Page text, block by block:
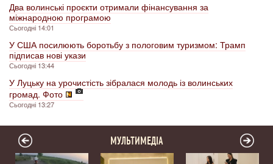
Два волинські проєкти отримали фінансування за
міжнародною програмою
Сьогодні 14:01
У США посилюють боротьбу з пологовим туризмом: Трамп
підписав нові укази
Сьогодні 13:44
У Луцьку на урочистість зібралася молодь із волинських
громад. Фото
Сьогодні 13:27
МУЛЬТИМЕДІА